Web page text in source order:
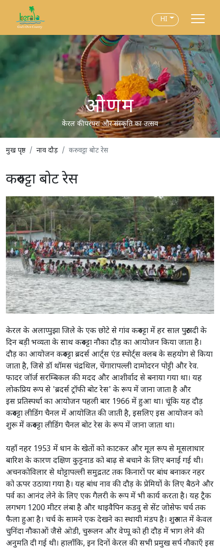
HI
ओणम
केरल की परंपरा और संस्कृति का उत्सव
मुख पृष्ठ नाव दौड़ करुवट्टा बोट रेस
करुवट्टा बोट रेस
केरल के अलाप्पुझा जिले के एक छोटे से गांव करुवट्टा में हर साल पुरुरुटादी के
दिन बड़ी भव्यता के साथ करुवट्टा नौका दौड़ का आयोजन किया जाता है।
दौड़ का आयोजन करुवट्टा ब्रदर्स आर्ट्स एंड स्पोर्ट्स क्लब के सहयोग से किया
जाता है, जिसे डॉ थॉमस चंद्रथिल, चेंगारापल्ली दामोदरन पोट्टी और रेव.
फादर जॉर्ज सरम्बिकल की मदद और आशीर्वाद से बनाया गया था। यह
लोकप्रिय रूप से 'ब्रदर्स ट्रॉफी बोट रेस' के रूप में जाना जाता है और
इस प्रतिस्पर्धा का आयोजन पहली बार 1966 में हुआ था। चूंकि यह दौड़
करुवट्टा लीडिंग चैनल में आयोजित की जाती है, इसलिए इस आयोजन को
शुरू में करुवट्टा लीडिंग चैनल बोट रेस के रूप में जाना जाता था।
यहाँ नहर 1953 में धान के खेतों को काटकर और मूल रूप से मूसलाधार
बारिश के कारण दक्षिण कुट्टनाड को बाढ़ से बचाने के लिए बनाई गई थी।
अचनकोविलार से थोट्टापल्ली समुद्रतट तक किनारों पर बांध बनाकर नहर
को ऊपर उठाया गया है। यह बांध नाव की दौड़ के प्रेमियों के लिए बैठने और
पर्व का आनंद लेने के लिए एक गैलरी के रूप में भी कार्य करता है। यह ट्रैक
लगभग 1200 मीटर लंबा है और थाइवैपिन कडवु से सेंट जोसेफ चर्च तक
फैला हुआ है। चर्च के सामने एक देखने का स्थायी मंडप है। शुरुआत में केवल
चुनिंदा नौकाओं जैसे ओडी, चुरूलन और वेप्पू को ही दौड़ में भाग लेने की
अनुमति दी गई थी। हालाँकि, इन दिनों केरल की सभी प्रमुख सर्प नौकाएँ इस